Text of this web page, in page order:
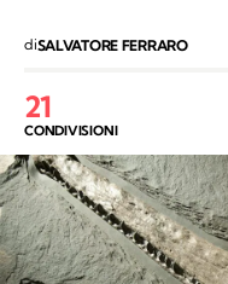
diSALVATORE FERRARO
21
CONDIVISIONI